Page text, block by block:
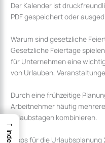
Der Kalender ist
PDF gespeichert oder
Warum sind gesetzliche
Gesetzliche Feiertage
für Unternehmen eine
von Urlauben,
Durch eine frühzeitige
Arbeitnehmer häufig
Urlaubstagen kombinieren.
Tipps für die Urlaubsplanung
→
Index